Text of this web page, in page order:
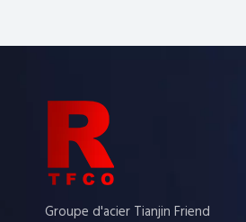
Groupe d'acier Tianjin Friend